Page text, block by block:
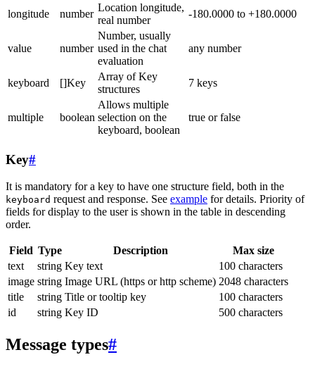
longitude
number
Location longitude,
real number
-180.0000 to +180.0000
value number
Number, usually
used in the chat
evaluation
any number
keyboard []Key
Array of Key
structures
7 keys
multiple boolean
Allows multiple
selection on the
keyboard, boolean
true or false
Key#
It is mandatory for a key to have one structure field, both in the
keyboard request and response. See example for details. Priority of
fields for display to the user is shown in the table in descending
order.
Field Type Description
Max size
text
string Key text
100 characters
image string Image URL (https or http scheme) 2048 characters
title
string Title or tooltip key
100 characters
id
string Key ID 500 characters
Message types#